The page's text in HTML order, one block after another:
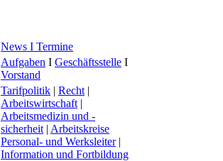
News I Termine
Aufgaben I Geschäftsstelle I
Vorstand
Tarifpolitik | Recht |
Arbeitswirtschaft |
Arbeitsmedizin und -
sicherheit | Arbeitskreise
Personal- und Werksleiter|
Information und Fortbildung